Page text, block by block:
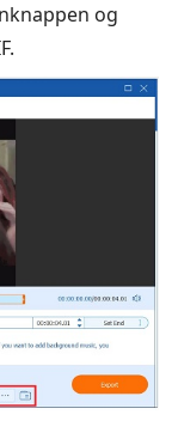
og